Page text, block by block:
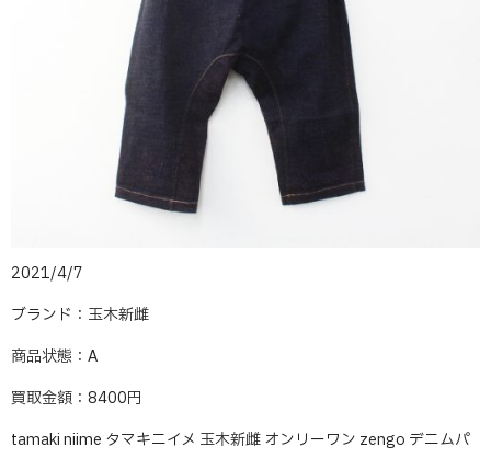
2021/4/7
ブランド：玉木新雌
商品状態：A
買取金額：8400円
tamaki niime タマキニイメ 玉木新雌 オンリーワン zengo デニムパ